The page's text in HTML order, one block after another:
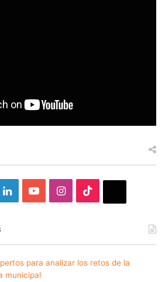
LinkedInYouTubeInstagram
para analizar los retos de la
municipal